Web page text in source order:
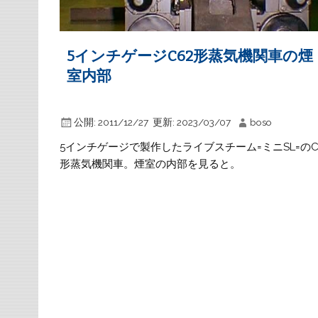
5インチゲージC62形蒸気機関車の煙
室内部
公開: 2011/12/27 更新: 2023/03/07 boso
5インチゲージで製作したライブスチーム=ミニSL=の
形蒸気機関車。煙室の内部を見ると。